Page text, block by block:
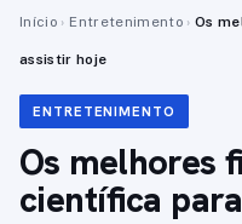
Início › Entretenimento › Os
assistir hoje
ENTRETENIMENTO
Os melhores
científica